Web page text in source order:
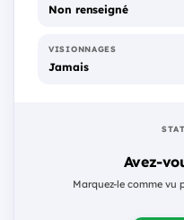
Non renseigné
VISIONNAGES
Jamais
Avez-
Marquez-le comme vu